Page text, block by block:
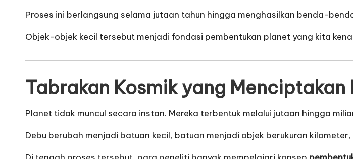
Proses ini berlangsung selama jutaan tahun hingga menghasilkan benda-
Objek-objek kecil tersebut menjadi fondasi pembentukan planet yang kita
Tabrakan Kosmik yang Menciptakan
Planet tidak muncul secara instan. Mereka terbentuk melalui jutaan hingga
Debu berubah menjadi batuan kecil, batuan menjadi objek berukuran